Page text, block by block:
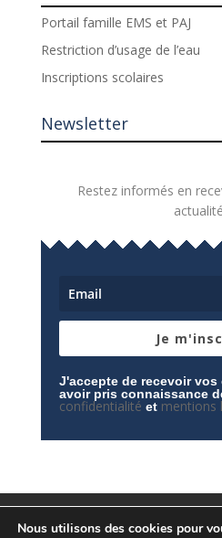
Portail famille EMS et PAJ
Restriction d’usage de l’eau
Inscriptions scolaires
Newsletter
Restez informés en
Je
J'accepte de recevoir vos
avoir pris connaissance
confidentialité et mentions
Nous utilisons des cookies pour